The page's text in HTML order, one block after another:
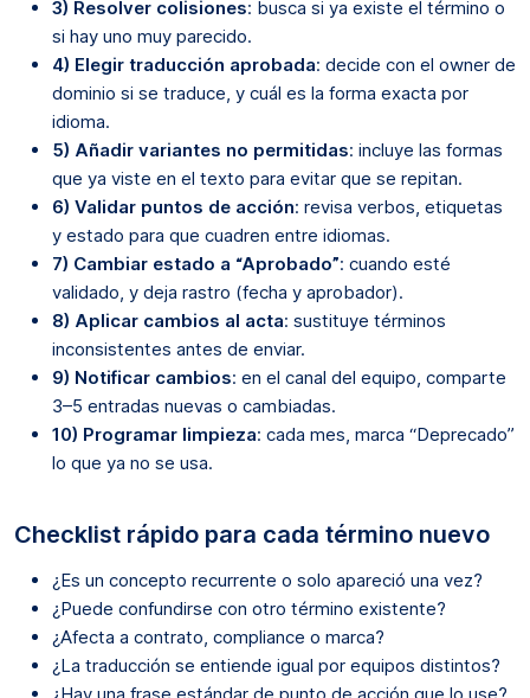
3) Resolver colisiones: busca si ya existe el término o
si hay uno muy parecido.
4) Elegir traducción aprobada: decide con el owner de
dominio si se traduce, y cuál es la forma exacta por
idioma.
5) Añadir variantes no permitidas: incluye las formas
que ya viste en el texto para evitar que se repitan.
6) Validar puntos de acción: revisa verbos, etiquetas
y estado para que cuadren entre idiomas.
7) Cambiar estado a “Aprobado”: cuando esté
validado, y deja rastro (fecha y aprobador).
8) Aplicar cambios al acta: sustituye términos
inconsistentes antes de enviar.
9) Notificar cambios: en el canal del equipo, comparte
3–5 entradas nuevas o cambiadas.
10) Programar limpieza: cada mes, marca “Deprecado”
lo que ya no se usa.
Checklist rápido para cada término nuevo
¿Es un concepto recurrente o solo apareció una vez?
¿Puede confundirse con otro término existente?
¿Afecta a contrato, compliance o marca?
¿La traducción se entiende igual por equipos distintos?